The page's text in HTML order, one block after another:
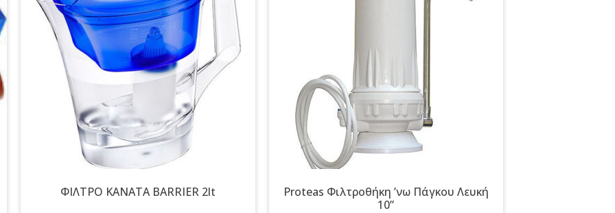
ΦΙΛΤΡΟ ΚΑΝΑΤΑ BARRIER 2lt
Proteas Φιλτροθήκη ʼνω Πάγκου Λευκή
10”